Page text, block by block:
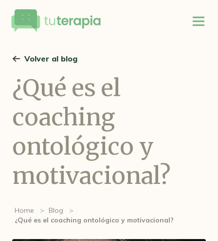
Volver al blog
¿Qué es el
coaching
ontológico y
motivacional?
Home
Blog
¿Qué es el coaching ontológico y motivacional?